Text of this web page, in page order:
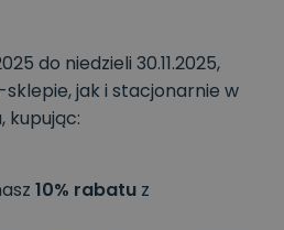
do niedzieli 30.11.2025,
jak i stacjonarnie w
kupując:
10% rabatu z